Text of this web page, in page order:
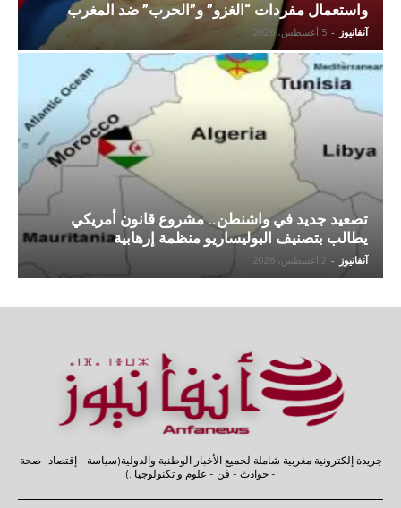
واستعمال مفردات “الغزو” و”الحرب” ضد المغرب
آنفانيوز - 5 أغسطس، 2026
تصعيد جديد في واشنطن.. مشروع قانون أمريكي
يطالب بتصنيف البوليساريو منظمة إرهابية
آنفانيوز - 2 أغسطس، 2026
جريدة إلكترونية مغربية شاملة لجميع الأخبار الوطنية والدولية(سياسة - إقتصاد -صحة
- حوادث - فن - علوم و تكنولوجيا .)